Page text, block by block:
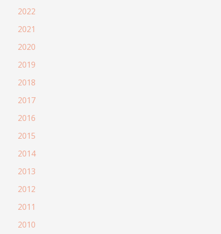
2022
2021
2020
2019
2018
2017
2016
2015
2014
2013
2012
2011
2010